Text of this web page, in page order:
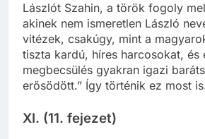
Lászlót Szahin, a török fogoly
akinek nem ismeretlen László
vitézek, csakúgy, mint a
tiszta kardú, híres harcosokat, és
megbecsülés gyakran igazi
erősödött.” Így történik ez most
XI. (11. fejezet)